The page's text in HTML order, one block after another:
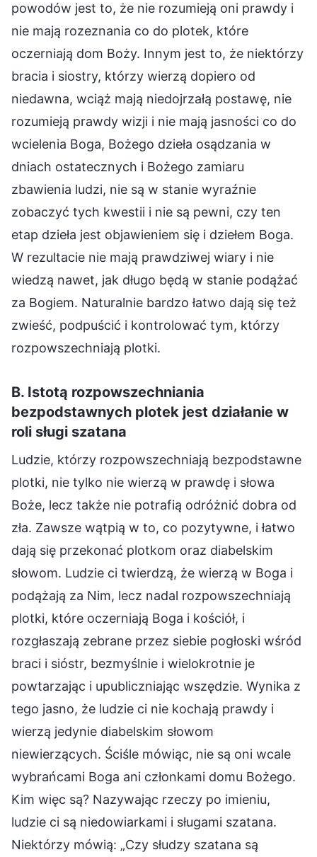
powodów jest to, że nie rozumieją oni prawdy i
nie mają rozeznania co do plotek, które
oczerniają dom Boży. Innym jest to, że niektórzy
bracia i siostry, którzy wierzą dopiero od
niedawna, wciąż mają niedojrzałą postawę, nie
rozumieją prawdy wizji i nie mają jasności co do
wcielenia Boga, Bożego dzieła osądzania w
dniach ostatecznych i Bożego zamiaru
zbawienia ludzi, nie są w stanie wyraźnie
zobaczyć tych kwestii i nie są pewni, czy ten
etap dzieła jest objawieniem się i dziełem Boga.
W rezultacie nie mają prawdziwej wiary i nie
wiedzą nawet, jak długo będą w stanie podążać
za Bogiem. Naturalnie bardzo łatwo dają się też
zwieść, podpuścić i kontrolować tym, którzy
rozpowszechniają plotki.
B. Istotą rozpowszechniania
bezpodstawnych plotek jest działanie w
roli sługi szatana
Ludzie, którzy rozpowszechniają bezpodstawne
plotki, nie tylko nie wierzą w prawdę i słowa
Boże, lecz także nie potrafią odróżnić dobra od
zła. Zawsze wątpią w to, co pozytywne, i łatwo
dają się przekonać plotkom oraz diabelskim
słowom. Ludzie ci twierdzą, że wierzą w Boga i
podążają za Nim, lecz nadal rozpowszechniają
plotki, które oczerniają Boga i kościół, i
rozgłaszają zebrane przez siebie pogłoski wśród
braci i sióstr, bezmyślnie i wielokrotnie je
powtarzając i upubliczniając wszędzie. Wynika z
tego jasno, że ludzie ci nie kochają prawdy i
wierzą jedynie diabelskim słowom
niewierzących. Ściśle mówiąc, nie są oni wcale
wybrańcami Boga ani członkami domu Bożego.
Kim więc są? Nazywając rzeczy po imieniu,
ludzie ci są niedowiarkami i sługami szatana.
Niektórzy mówią: „Czy słudzy szatana są